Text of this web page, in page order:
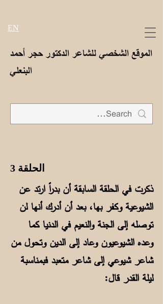
الموقع الشخصي للشاعر الدكتور حجر أحمد
البنعلي
EN
الحلقة 3
ذكرت في الحلقة السابقة أن بدراً ارتد عن
الشيوعية وكفر بها، بعد أن أدرك أنها لن
توصله إلى الجنة والنعيم في الدنيا كما
وعده الشيوعيون وعاد إلى الدين وتحول من
شاعر شيوعي إلى شاعر متعبد فبمناسبة
ليلة القدر قال: